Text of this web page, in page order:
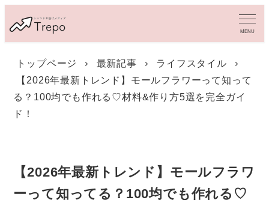
イ
MENU
トップページ 最新記事
ライフスタイル
【2026年最新トレンド】モールフラワーって知って
る？100均でも作れる♡材料&作り方5選を完全ガイ
ド！
【2026年最新トレンド】モールフラワ
ーって知ってる？100均でも作れる♡